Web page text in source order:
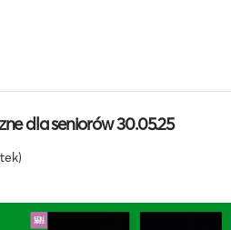
dla seniorów 30.05.25